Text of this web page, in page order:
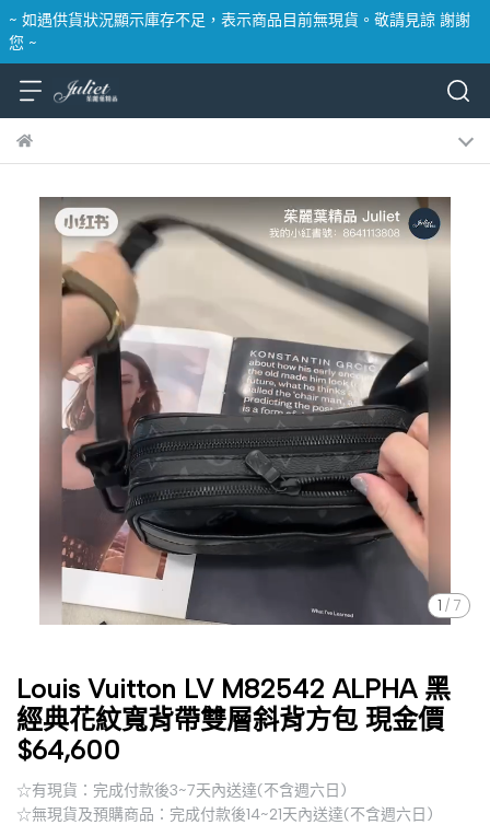
~ 如遇供貨狀況顯示庫存不足，表示商品目前無現貨。敬請見諒 謝謝
您 ~
1 / 7
Louis Vuitton LV M82542 ALPHA 黑
經典花紋寬背帶雙層斜背方包 現金價
$64,600
☆有現貨：完成付款後3~7天內送達(不含週六日)
☆無現貨及預購商品：完成付款後14~21天內送達(不含週六日)